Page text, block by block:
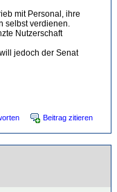
mit Personal, ihre
selbst verdienen.
Nutzerschaft
jedoch der Senat
Beitrag zitieren